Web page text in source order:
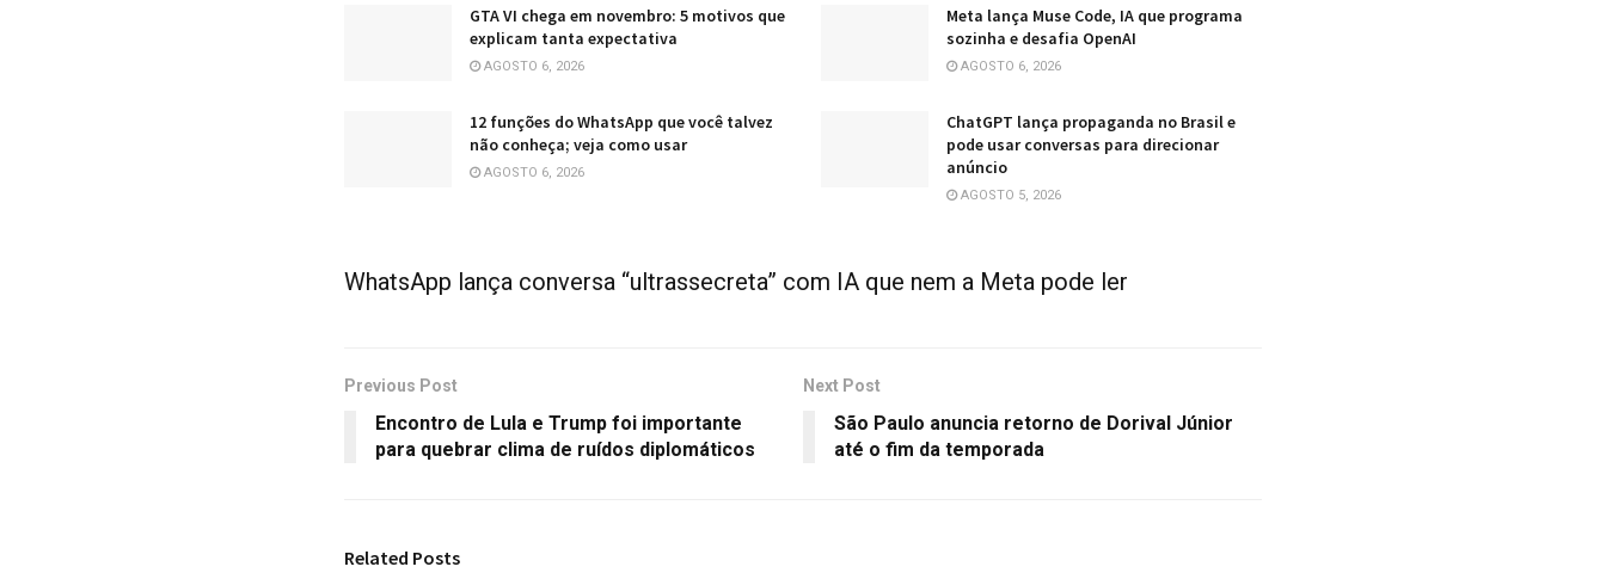
GTA VI chega em novembro: 5 motivos que
explicam tanta expectativa
AGOSTO 6, 2026
Meta lança Muse Code, IA que programa
sozinha e desafia OpenAI
AGOSTO 6, 2026
12 funções do WhatsApp que você talvez
não conheça; veja como usar
AGOSTO 6, 2026
ChatGPT lança propaganda no Brasil e
pode usar conversas para direcionar
anúncio
AGOSTO 5, 2026
WhatsApp lança conversa “ultrassecreta” com IA que nem a Meta pode ler
Previous Post
Encontro de Lula e Trump foi importante
para quebrar clima de ruídos diplomáticos
Next Post
São Paulo anuncia retorno de Dorival Júnior
até o fim da temporada
Related Posts